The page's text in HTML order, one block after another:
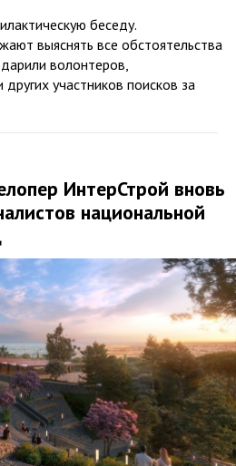
беседу.
выяснять все обстоятельства
волонтеров,
участников поисков за
ИнтерСтрой вновь
национальной